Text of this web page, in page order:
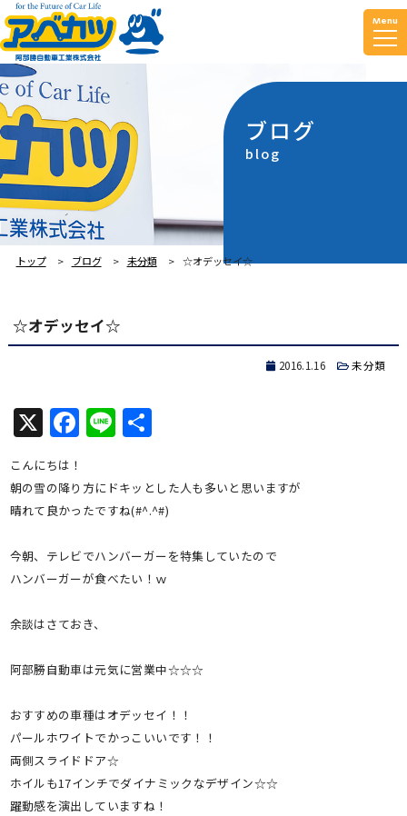
Menu
ブログ
blog
トップ ブログ 未分類 ☆オデッセイ☆
☆オデッセイ☆
2016.1.16 未分類
X Facebook
Line共
こんにちは！
朝の雪の降り方にドキッとした人も多いと思いますが
晴れて良かったですね(#^.^#)
今朝、テレビでハンバーガーを特集していたので
ハンバーガーが食べたい！ｗ
余談はさておき、
阿部勝自動車は元気に営業中☆☆☆
おすすめの車種はオデッセイ！！
パールホワイトでかっこいいです！！
両側スライドドア☆
ホイルも17インチでダイナミックなデザイン☆☆
躍動感を演出していますね！